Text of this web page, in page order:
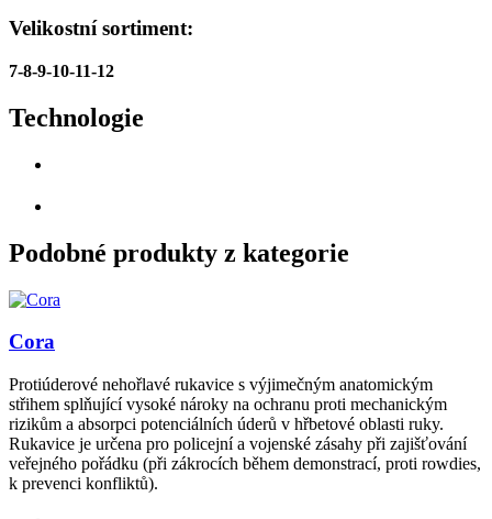
Velikostní sortiment:
7-8-9-10-11-12
Technologie
Podobné produkty z kategorie
Cora
Protiúderové nehořlavé rukavice s výjimečným anatomickým
střihem splňující vysoké nároky na ochranu proti mechanickým
rizikům a absorpci potenciálních úderů v hřbetové oblasti ruky.
Rukavice je určena pro policejní a vojenské zásahy při zajišťování
veřejného pořádku (při zákrocích během demonstrací, proti rowdies,
k prevenci konfliktů).